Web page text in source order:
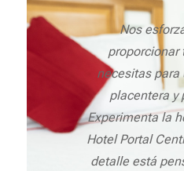
Nos
proporcionar
necesitas para
placentera y
Experimenta la
Hotel Portal
detalle está